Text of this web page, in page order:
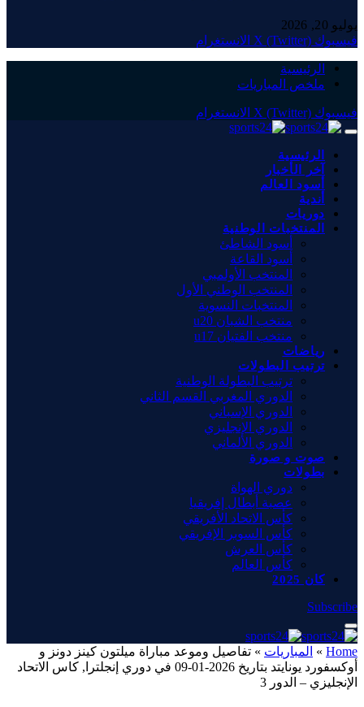
يوليو 20, 2026
فيسبوك X (Twitter) الانستغرام
الرئيسية
ملخص المباريات
فيسبوك X (Twitter) الانستغرام
الرئيسية
آخر الأخبار
أسود العالم
أندية
دوريات
المنتخبات الوطنية
أسود الشاطئ
أسود القاعة
المنتخب الأولمبي
المنتخب الوطني الأول
المنتخبات النسوية
منتخب الشبان u20
منتخب الفتيان u17
رياضات
ترتيب البطولات
ترتيب البطولة الوطنية
الدوري المغربي القسم الثاني
الدوري الإسباني
الدوري الإنجليزي
الدوري الألماني
صوت و صورة
بطولات
دوري الهواة
عصبة أبطال إفريقيا
كأس الاتحاد الأفريقي
كأس السوبر الإفريقي
كأس العرش
كأس العالم
كان 2025
Subscribe
Home
» المباريات » تفاصيل وموعد مباراة ميلتون كينز دونز و
أوكسفورد يونايتد بتاريخ 2026-01-09 في دوري إنجلترا, كاس الاتحاد
الإنجليزي – الدور 3